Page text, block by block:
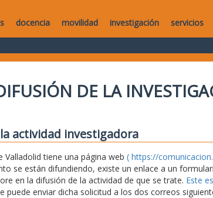
docencia movilidad investigación servicios
DE LA
actividad investigadora
Valladolid tiene una página web ( https://
se están difundiendo, existe un enlace a un
en la difusión de la actividad de que se trate. Este
puede enviar dicha solicitud a los dos correos